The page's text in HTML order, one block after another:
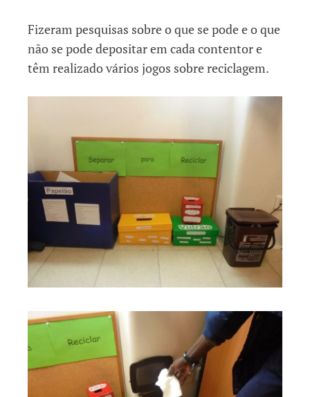
Fizeram pesquisas sobre o que se pode e o que
não se pode depositar em cada contentor e
têm realizado vários jogos sobre reciclagem.